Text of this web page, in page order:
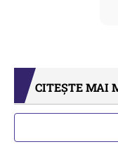
CITEȘTE MAI